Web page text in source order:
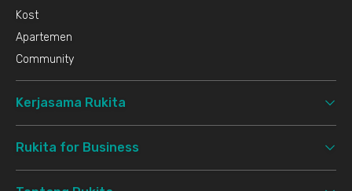
Kost
Apartemen
Community
Kerjasama Rukita
Rukita for Business